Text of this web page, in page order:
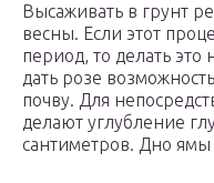
Высаживать в грунт
весны. Если этот
период, то делать это
дать розе
почву. Для
делают углубление
сантиметров. Дно ямы